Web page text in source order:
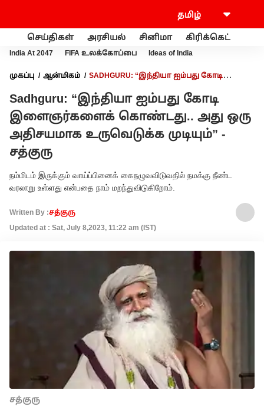
செய்திகள் அரசியல் சினிமா கிரிக்கெட்
India At 2047 FIFA உலக்கோப்பை Ideas of India
முகப்பு ஆன்மிகம்
SADHGURU: “இந்தியா ஐம்பது கோடி
முடியும்” - சத்குரு
Sadhguru: “இந்தியா ஐம்பது கோடி
இளைஞர்களைக் கொண்டது.. அது ஒரு
அதிசயமாக உருவெடுக்க முடியும்” -
சத்குரு
நம்மிடம் இருக்கும் வாய்ப்பினைக் கைநழுவவிடுவதில் நமக்கு நீண்ட
வரலாறு உள்ளது என்பதை நாம் மறந்துவிடுகிறோம்.
Written By :சத்குரு
Updated at : Sat, July 8,2023, 11:22 am (IST)
சத்குரு